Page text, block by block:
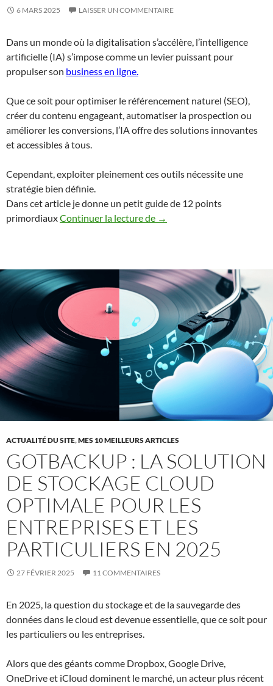
6 MARS 2025 LAISSER UN COMMENTAIRE
Dans un monde où la digitalisation s’accélère, l’intelligence
artificielle (IA) s’impose comme un levier puissant pour
propulser son business en ligne.
Que ce soit pour optimiser le référencement naturel (SEO),
créer du contenu engageant, automatiser la prospection ou
améliorer les conversions, l’IA offre des solutions innovantes
et accessibles à tous.
Cependant, exploiter pleinement ces outils nécessite une
stratégie bien définie.
Dans cet article je donne un petit guide de 12 points
primordiauxContinuer la lecture de Propulser la croissance de
→
ACTUALITÉ DU SITE,MES 10 MEILLEURS ARTICLES
GOTBACKUP : LA SOLUTION
DE STOCKAGE CLOUD
OPTIMALE POUR LES
ENTREPRISES ET LES
PARTICULIERS EN 2025
27 FÉVRIER 2025 11 COMMENTAIRES
En 2025, la question du stockage et de la sauvegarde des
données dans le cloud est devenue essentielle, que ce soit pour
les particuliers ou les entreprises.
Alors que des géants comme Dropbox, Google Drive,
OneDrive et iCloud dominent le marché, un acteur plus récent